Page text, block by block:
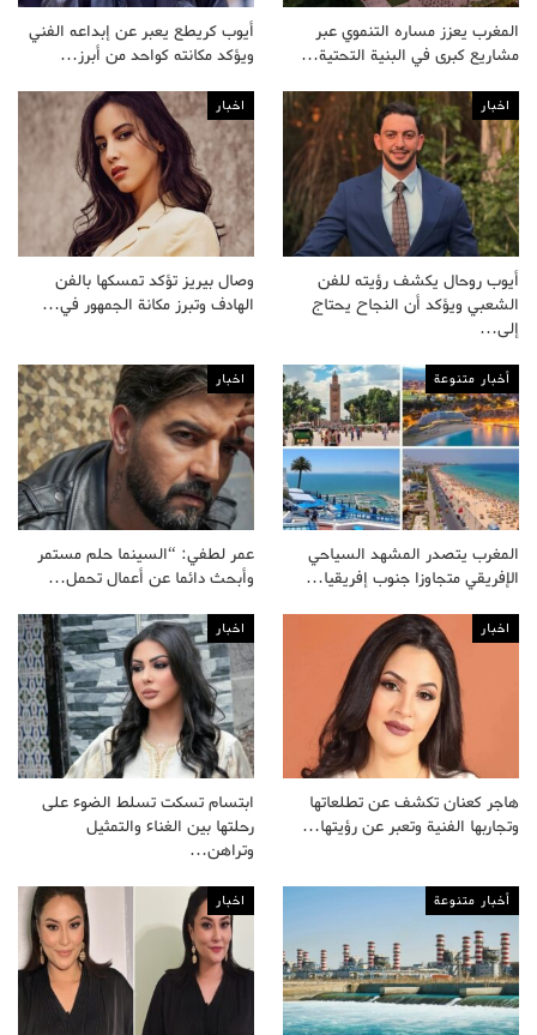
المغرب يعزز مساره التنموي عبر
مشاريع كبرى في البنية التحتية…
أيوب كريطع يعبر عن إبداعه الفني
ويؤكد مكانته كواحد من أبرز…
اخبار
أيوب روحال يكشف رؤيته للفن
الشعبي ويؤكد أن النجاح يحتاج
إلى…
اخبار
وصال بيريز تؤكد تمسكها بالفن
الهادف وتبرز مكانة الجمهور في…
أخبار متنوعة
المغرب يتصدر المشهد السياحي
الإفريقي متجاوزا جنوب إفريقيا…
اخبار
عمر لطفي: “السينما حلم مستمر
وأبحث دائما عن أعمال تحمل…
اخبار
هاجر كعنان تكشف عن تطلعاتها
وتجاربها الفنية وتعبر عن رؤيتها…
اخبار
ابتسام تسكت تسلط الضوء على
رحلتها بين الغناء والتمثيل
وتراهن…
أخبار متنوعة اخبار